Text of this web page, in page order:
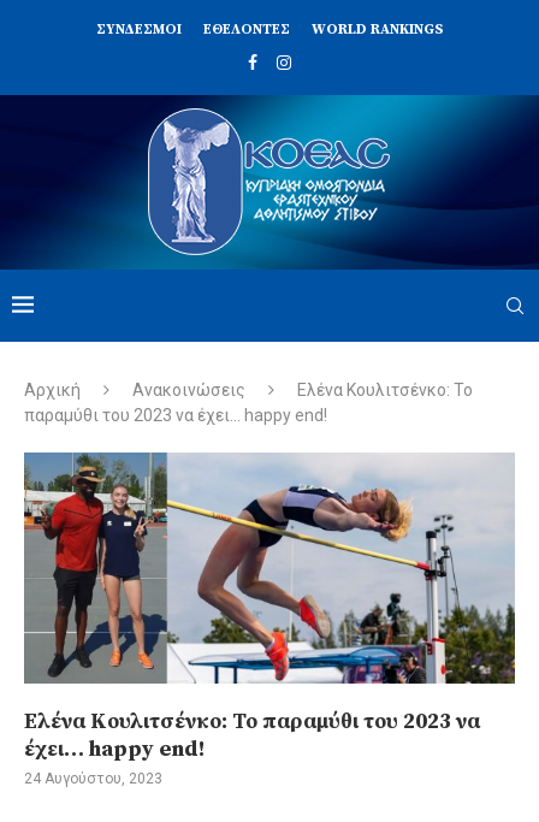
ΣΥΝΔΈΣΜΟΙ ΕΘΕΛΟΝΤΈΣ WORLD RANKINGS
Αρχική Ανακοινώσεις
Ελένα Κουλιτσένκο: Το
παραμύθι του 2023 να έχει… happy end!
Ελένα Κουλιτσένκο: Το παραμύθι του 2023 να
έχει… happy end!
24 Αυγούστου, 2023